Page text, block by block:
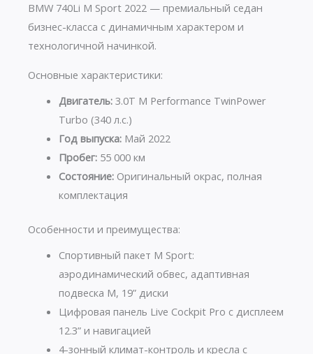
BMW 740Li M Sport 2022 — премиальный седан
бизнес-класса с динамичным характером и
технологичной начинкой.
Основные характеристики:
Двигатель:3.0T M Performance TwinPower
Turbo (340 л.с.)
Год выпуска:Май 2022
Пробег:55 000 км
Состояние:Оригинальный окрас, полная
комплектация
Особенности и преимущества:
Спортивный пакет M Sport:
аэродинамический обвес, адаптивная
подвеска M, 19” диски
Цифровая панель Live Cockpit Pro с дисплеем
12.3” и навигацией
4-зонный климат-контроль и кресла с